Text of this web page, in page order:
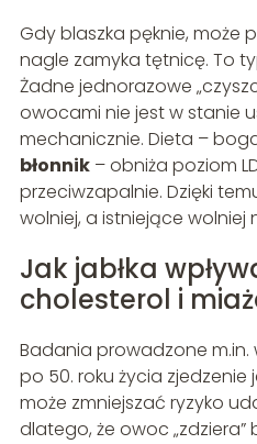
Gdy blaszka pęknie, może
nagle zamyka tętnicę. To
Żadne jednorazowe
owocami nie jest w stanie
mechanicznie. Dieta –
błonnik– obniża poziom
przeciwzapalnie. Dzięki
wolniej, a istniejące wolniej
Jak jabłka
cholesterol i
Badania prowadzone m.in.
po 50. roku życia zjedzenie
może zmniejszać ryzyko
dlatego, że owoc „zdziera”